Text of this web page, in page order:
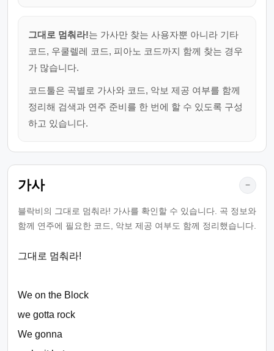
그대로 멈춰라!는 가사만 찾는 사용자뿐 아니라 기타
코드, 우쿨렐레 코드, 피아노 코드까지 함께 찾는 경우
가 많습니다.
코드툴은 곡별로 가사와 코드, 악보 제공 여부를 함께
정리해 검색과 연주 준비를 한 번에 할 수 있도록 구성
하고 있습니다.
가사 −
블락비의 그대로 멈춰라! 가사를 확인할 수 있습니다. 곡 정보와
함께 연주에 필요한 코드, 악보 제공 여부도 함께 정리했습니다.
그대로 멈춰라!
We on the Block
we gotta rock
We gonna